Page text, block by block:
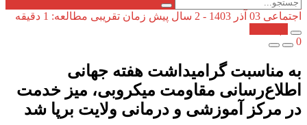
اجتماعی 03 آذر 1403 - 2 سال پیش
زمان تقریبی مطالعه: 1 دقیقه
0
به مناسبت گرامیداشت هفته جهانی
اطلاع‌رسانی مقاومت میکروبی، میز خدمت
در مرکز آموزشی و درمانی ولایت برپا شد